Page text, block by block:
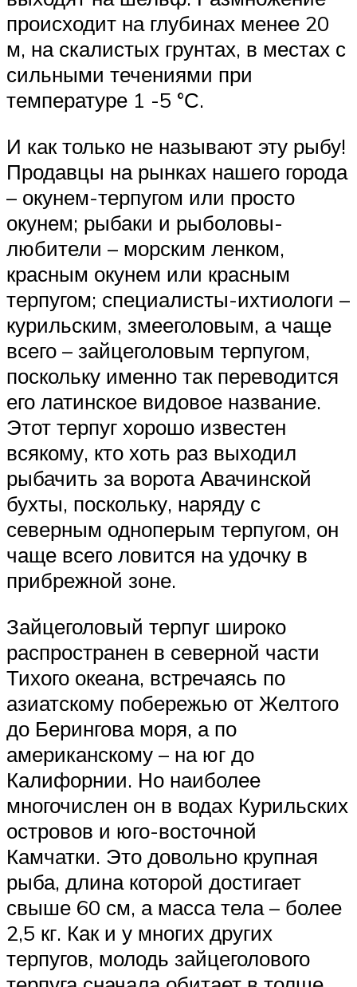
происходит на глубинах менее 20
м, на скалистых грунтах, в местах с
сильными течениями при
температуре 1 -5 °С.
И как только не называют эту рыбу!
Продавцы на рынках нашего города
– окунем-терпугом или просто
окунем; рыбаки и рыболовы-
любители – морским ленком,
красным окунем или красным
терпугом; специалисты-ихтиологи –
курильским, змееголовым, а чаще
всего – зайцеголовым терпугом,
поскольку именно так переводится
его латинское видовое название.
Этот терпуг хорошо известен
всякому, кто хоть раз выходил
рыбачить за ворота Авачинской
бухты, поскольку, наряду с
северным одноперым терпугом, он
чаще всего ловится на удочку в
прибрежной зоне.
Зайцеголовый терпуг широко
распространен в северной части
Тихого океана, встречаясь по
азиатскому побережью от Желтого
до Берингова моря, а по
американскому – на юг до
Калифорнии. Но наиболее
многочислен он в водах Курильских
островов и юго-восточной
Камчатки. Это довольно крупная
рыба, длина которой достигает
свыше 60 см, а масса тела – более
2,5 кг. Как и у многих других
терпугов, молодь зайцеголового